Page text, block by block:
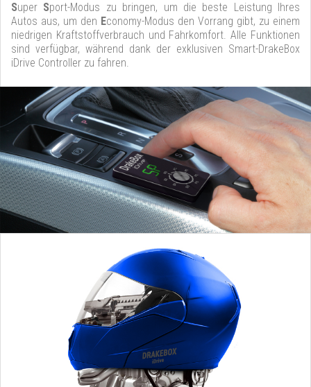
Super Sport-Modus zu bringen, um die beste Leistung Ihres
Autos aus, um den Economy-Modus den Vorrang gibt, zu einem
niedrigen Kraftstoffverbrauch und Fahrkomfort. Alle Funktionen
sind verfügbar, während dank der exklusiven Smart-DrakeBox
iDrive Controller zu fahren.